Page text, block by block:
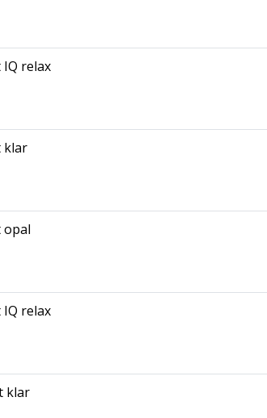
IQ relax
klar
opal
IQ relax
klar